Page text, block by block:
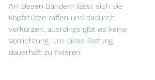
An diesen Bändern lässt sich die
Kopfstütze raffen und dadurch
verkürzen, allerdings gibt es keine
Vorrichtung, um diese Raffung
dauerhaft zu fixieren.